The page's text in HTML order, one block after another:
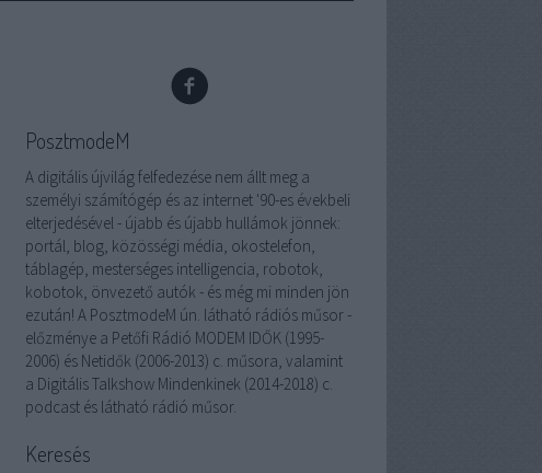
PosztmodeM
A digitális újvilág felfedezése nem állt meg a
személyi számítógép és az internet '90-es évekbeli
elterjedésével - újabb és újabb hullámok jönnek:
portál, blog, közösségi média, okostelefon,
táblagép, mesterséges intelligencia, robotok,
kobotok, önvezető autók - és még mi minden jön
ezután! A PosztmodeM ún. látható rádiós műsor -
előzménye a Petőfi Rádió MODEM IDŐK (1995-
2006) és Netidők (2006-2013) c. műsora, valamint
a Digitális Talkshow Mindenkinek (2014-2018) c.
podcast és látható rádió műsor.
Keresés